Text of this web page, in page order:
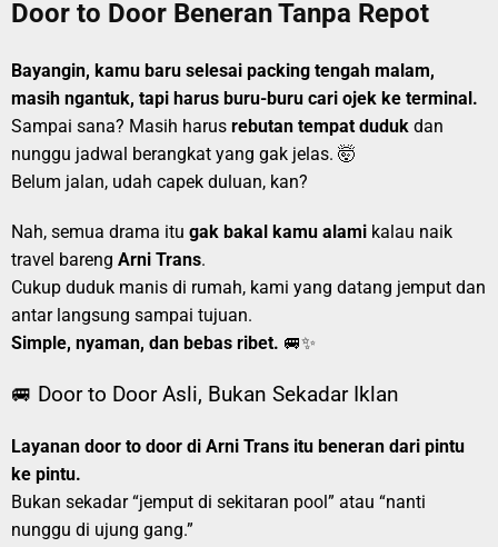
Door to Door Beneran Tanpa Repot
Bayangin, kamu baru selesai packing tengah malam,
masih ngantuk, tapi harus buru-buru cari ojek ke terminal.
Sampai sana? Masih harus rebutan tempat duduk dan
nunggu jadwal berangkat yang gak jelas. 🤯
Belum jalan, udah capek duluan, kan?
Nah, semua drama itu gak bakal kamu alami kalau naik
travel bareng Arni Trans.
Cukup duduk manis di rumah, kami yang datang jemput dan
antar langsung sampai tujuan.
Simple, nyaman, dan bebas ribet. 🚐✨
🚐 Door to Door Asli, Bukan Sekadar Iklan
Layanan door to door di Arni Trans itu beneran dari pintu
ke pintu.
Bukan sekadar “jemput di sekitaran pool” atau “nanti
nunggu di ujung gang.”